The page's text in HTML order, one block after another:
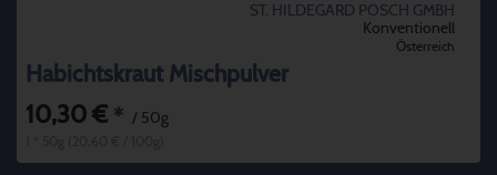
ST. HILDEGARD POSCH GMBH
Konventionell
Österreich
Habichtskraut Mischpulver
10,30 € * / 50g